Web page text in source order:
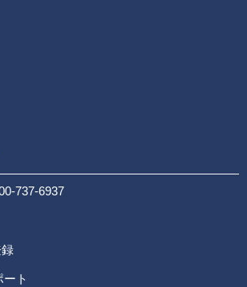
737-6937
ト